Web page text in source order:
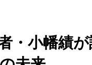
・小幡績